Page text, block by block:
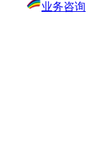
业务咨询